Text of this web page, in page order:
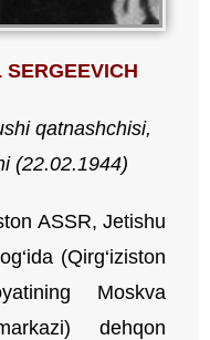
SERGEEVICH
qatnashchisi,
(22.02.1944)
ASSR, Jetishu
(Qirg‘iziston
Moskva
dehqon